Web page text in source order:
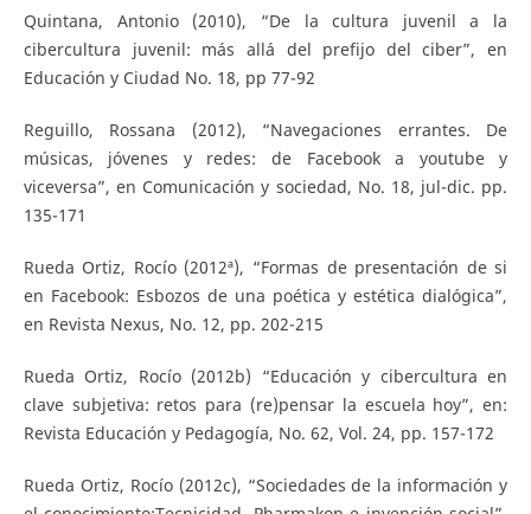
Quintana, Antonio (2010), “De la cultura juvenil a la
cibercultura juvenil: más allá del prefijo del ciber”, en
Educación y Ciudad No. 18, pp 77-92
Reguillo, Rossana (2012), “Navegaciones errantes. De
músicas, jóvenes y redes: de Facebook a youtube y
viceversa”, en Comunicación y sociedad, No. 18, jul-dic. pp.
135-171
Rueda Ortiz, Rocío (2012ª), “Formas de presentación de si
en Facebook: Esbozos de una poética y estética dialógica”,
en Revista Nexus, No. 12, pp. 202-215
Rueda Ortiz, Rocío (2012b) “Educación y cibercultura en
clave subjetiva: retos para (re)pensar la escuela hoy”, en:
Revista Educación y Pedagogía, No. 62, Vol. 24, pp. 157-172
Rueda Ortiz, Rocío (2012c), “Sociedades de la información y